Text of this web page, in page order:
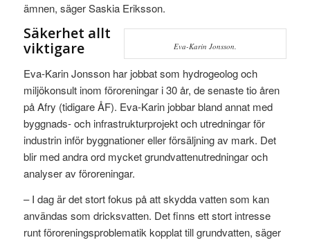
ämnen, säger Saskia Eriksson.
Eva-Karin Jonsson.
Säkerhet allt
viktigare
Eva-Karin Jonsson har jobbat som hydrogeolog och
miljökonsult inom föroreningar i 30 år, de senaste tio åren
på Afry (tidigare ÅF). Eva-Karin jobbar bland annat med
byggnads- och infrastrukturprojekt och utredningar för
industrin inför byggnationer eller försäljning av mark. Det
blir med andra ord mycket grundvattenutredningar och
analyser av föroreningar.
– I dag är det stort fokus på att skydda vatten som kan
användas som dricksvatten. Det finns ett stort intresse
runt föroreningsproblematik kopplat till grundvatten, säger